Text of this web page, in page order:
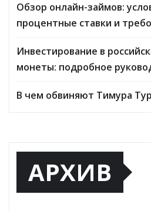
Обзор онлайн-займов:
процентные ставки и
Инвестирование в
монеты: подробное
В чем обвиняют Тимура
АРХИВ